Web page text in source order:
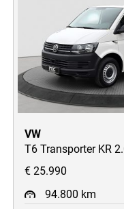
VW
€ 25.990
94.800 km